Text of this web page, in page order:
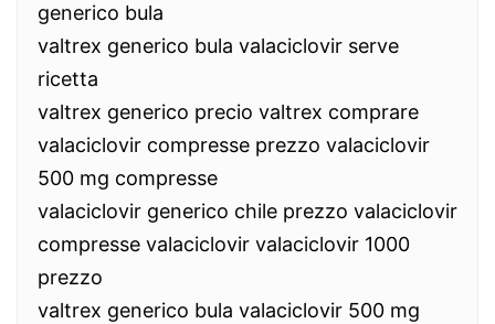
generico bula
valtrex generico bula valaciclovir serve
ricetta
valtrex generico precio valtrex comprare
valaciclovir compresse prezzo valaciclovir
500 mg compresse
valaciclovir generico chile prezzo valaciclovir
compresse valaciclovir valaciclovir 1000
prezzo
valtrex generico bula valaciclovir 500 mg